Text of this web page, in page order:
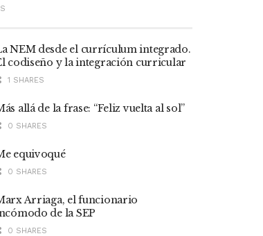
NEM desde el currículum integrado.
codiseño y la integración curricular
1 SHARES
allá de la frase: “Feliz vuelta al sol”
0 SHARES
equivoqué
0 SHARES
Arriaga, el funcionario
de la SEP
0 SHARES